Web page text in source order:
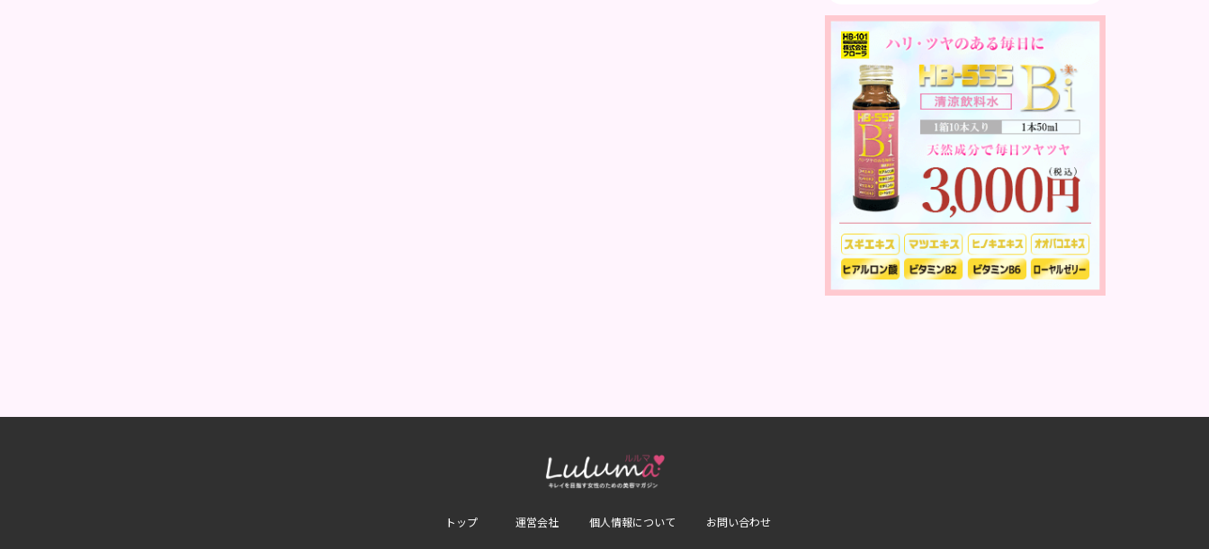
う。 乳液とは水分と油分がバランスよ
く含まれた化粧品 乳液とは水分と油分
がバランスよく配合されている化粧品
のことです。 化粧水はその成分のほと
んどが水分ですが、乳液には油分が含
まれている点が違いといえます。 ま
た、乳液との違いが曖昧なものとして
ローションがあり、ローションにも油
分が豊富に含まれて...
トップ 運営会社 個人情報について お問い合わせ